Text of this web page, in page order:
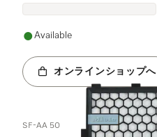
Available
オンラインショップへ
SF-AA 50